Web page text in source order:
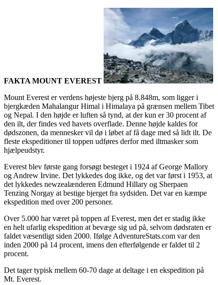
FAKTA MOUNT EVEREST
Mount Everest er verdens højeste bjerg på 8.848m, som ligger i
bjergkæden Mahalangur Himal i Himalaya på grænsen mellem Tibet
og Nepal. I den højde er luften så tynd, at der kun er 30 procent af
den ilt, der findes ved havets overflade. Denne højde kaldes for
dødszonen, da mennesker vil dø i løbet af få dage med så lidt ilt. De
fleste ekspeditioner til toppen udføres derfor med iltmasker som
hjælpeudstyr.
Everest blev første gang forsøgt besteget i 1924 af George Mallory
og Andrew Irvine. Det lykkedes dog ikke, og det var først i 1953, at
det lykkedes newzealænderen Edmund Hillary og Sherpaen
Tenzing Norgay at bestige bjerget fra sydsiden. Det var en kæmpe
ekspedition med over 200 personer.
Over 5.000 har været på toppen af Everest, men det er stadig ikke
en helt ufarlig ekspedition at bevæge sig ud på, selvom dødsraten er
faldet væsentligt siden 2000. Ifølge AdventureStats.com var den
inden 2000 på 14 procent, imens den efterfølgende er faldet til 2
procent.
Det tager typisk mellem 60-70 dage at deltage i en ekspedition på
Mt. Everest.